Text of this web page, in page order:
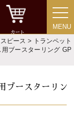
カート
MENU
MENU
ピース > トランペット
ブースターリング GP
ブースターリン